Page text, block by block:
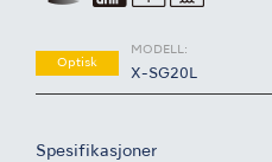
Optisk
MODELL:
X-SG20L
Spesifikasjoner